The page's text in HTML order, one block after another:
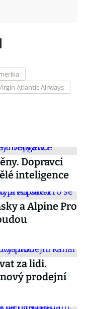
Atlantic Airways
Dopravci
inteligence
a Alpine Pro
za lidi.
prodejní